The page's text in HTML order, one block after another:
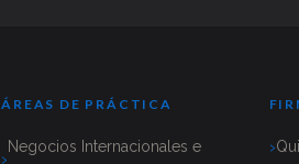
ÁREAS DE PRÁCTICA
Negocios Internacionales e